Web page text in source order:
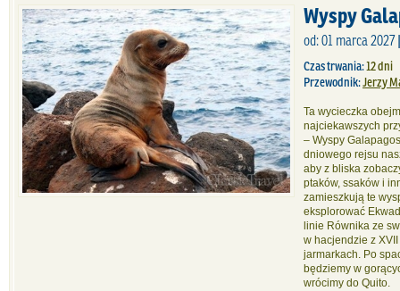
Wyspy
od: 01 marca 2027
Czas trwania:12 dni
Przewodnik:Jerzy
Ta wycieczka
najciekawszych
– Wyspy
dniowego rejsu
aby z bliska
ptaków, ssaków i
zamieszkują te
eksplorować
linie Równika ze
w hacjendzie z
jarmarkach. Po
będziemy w
wrócimy do Quito.